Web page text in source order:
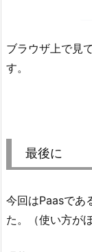
ブラウザ上で見
す。
最後に
今回はPaasであ
た。（使い方が